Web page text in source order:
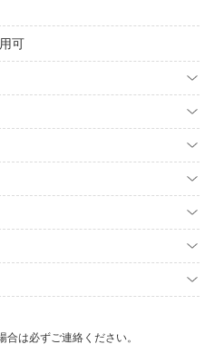
可
は必ずご連絡ください。